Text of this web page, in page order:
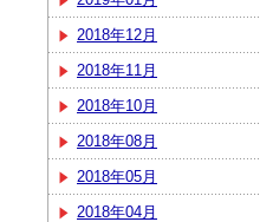
2018年12月
2018年11月
2018年10月
2018年08月
2018年05月
2018年04月